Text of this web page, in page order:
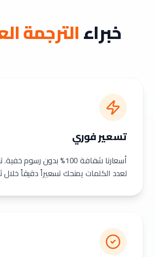
خبراءالترجمة
تسعير فوري
أسعارنا شفافة 100% بدون
لعدد الكلمات يمنحك تسعيراً دقيقاً خلال